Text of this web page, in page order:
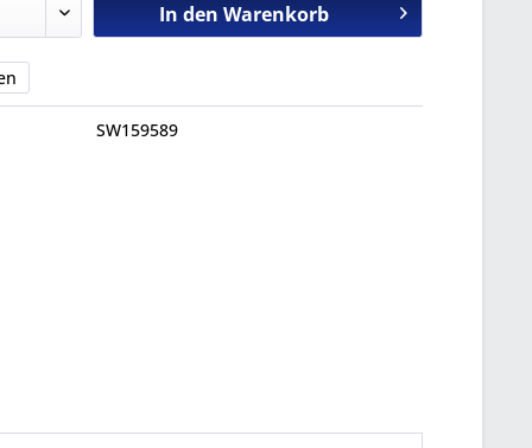
In den Warenkorb
SW159589